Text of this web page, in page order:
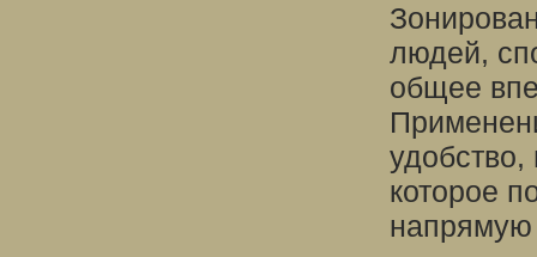
людей,
общее
которое
напрямую